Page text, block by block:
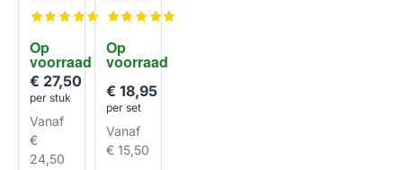
HUISMERK
Op
voorraad
kt voor
45328
4 /
89000
754
384x2
82x6m
m
€ 27,50
per stuk
Vanaf
€
24,50
Op
voorraad
kt voor
646781
/
(2st.)
€ 18,95
per set
Vanaf
€ 15,50